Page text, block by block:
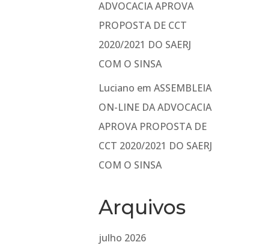
ADVOCACIA APROVA
PROPOSTA DE CCT
2020/2021 DO SAERJ
COM O SINSA
Luciano emASSEMBLEIA
ON-LINE DA ADVOCACIA
APROVA PROPOSTA DE
CCT 2020/2021 DO SAERJ
COM O SINSA
Arquivos
julho 2026